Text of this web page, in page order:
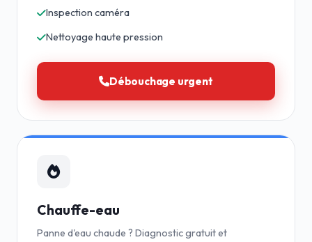
Inspection caméra
Nettoyage haute pression
Débouchage urgent
Chauffe-eau
Panne d'eau chaude ? Diagnostic gratuit et